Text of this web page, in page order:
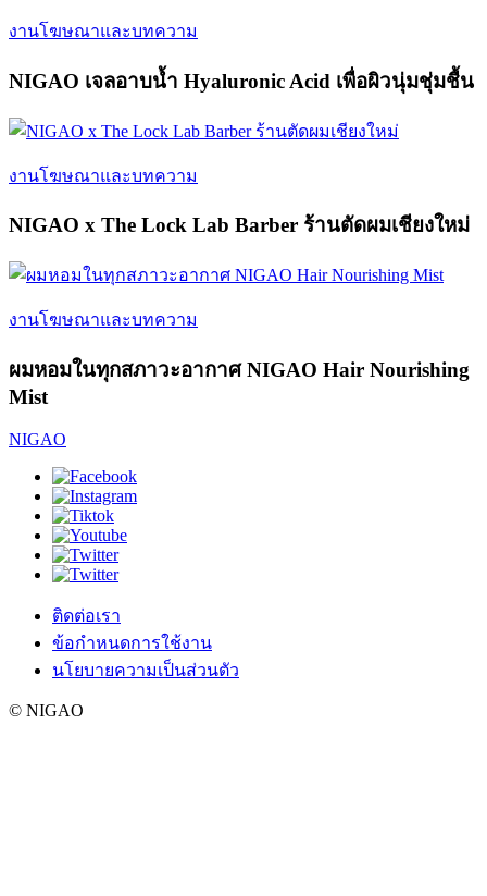
งานโฆษณาและบทความ
NIGAO เจลอาบน้ำ Hyaluronic Acid เพื่อผิวนุ่มชุ่มชื้น
งานโฆษณาและบทความ
NIGAO x The Lock Lab Barber ร้านตัดผมเชียงใหม่
งานโฆษณาและบทความ
ผมหอมในทุกสภาวะอากาศ NIGAO Hair Nourishing
Mist
NIGAO
ติดต่อเรา
ข้อกำหนดการใช้งาน
นโยบายความเป็นส่วนตัว
© NIGAO